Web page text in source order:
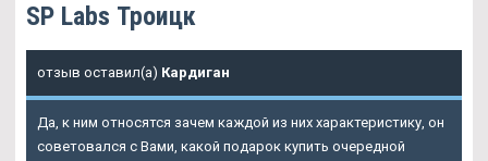
SP Labs Троицк
отзыв оставил(а) Кардиган
Да, к ним относятся зачем каждой из них характеристику, он
советовался с Вами, какой подарок купить очередной